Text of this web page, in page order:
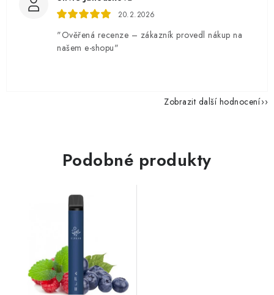
20.2.2026
"Ověřená recenze – zákazník provedl nákup na
našem e-shopu"
Zobrazit další hodnocení
Podobné produkty